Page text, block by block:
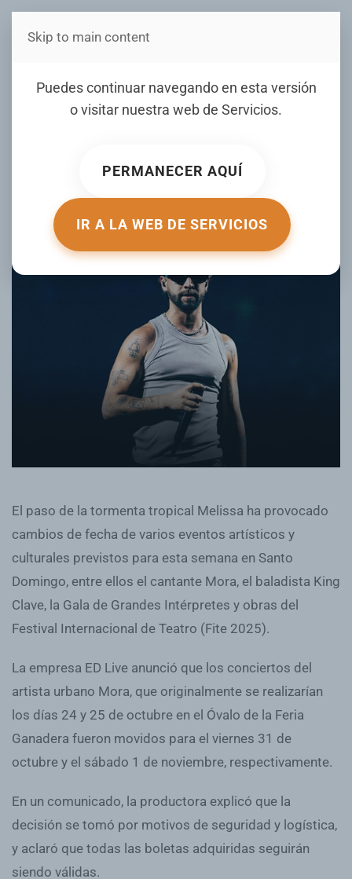
Estás en Telenord Medios
Puedes continuar navegando en esta versión
o visitar nuestra web de Servicios.
PERMANECER AQUÍ
IR A LA WEB DE SERVICIOS
Skip to main content
Por culpa de Melissa se
posponen conciertos y
Fite 2025
ESCRITO POR LISTINDIARIO.COM EL 23 OCTUBRE 2025
PUBLICADO EN
FARANDULA.
El paso de la tormenta tropical Melissa ha provocado
cambios de fecha de varios eventos artísticos y
culturales previstos para esta semana en Santo
Domingo, entre ellos el cantante Mora, el baladista King
Clave, la Gala de Grandes Intérpretes y obras del
Festival Internacional de Teatro (Fite 2025).
La empresa ED Live anunció que los conciertos del
artista urbano Mora, que originalmente se realizarían
los días 24 y 25 de octubre en el Óvalo de la Feria
Ganadera fueron movidos para el viernes 31 de
octubre y el sábado 1 de noviembre, respectivamente.
En un comunicado, la productora explicó que la
decisión se tomó por motivos de seguridad y logística,
y aclaró que todas las boletas adquiridas seguirán
siendo válidas.